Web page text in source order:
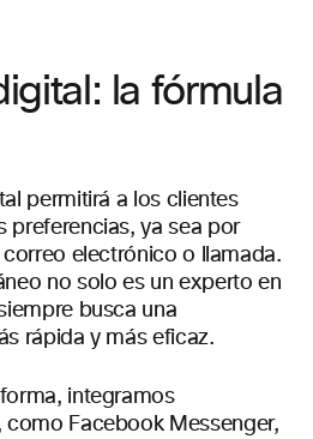
la fórmula
permitirá a los clientes
preferencias, ya sea por
electrónico o llamada.
no solo es un experto en
busca una
rápida y más eficaz.
integramos
Facebook Messenger,